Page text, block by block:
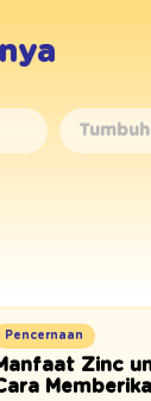
Pencernaan
Zinc